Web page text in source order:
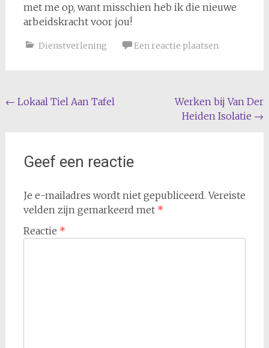
met me op, want misschien heb ik die nieuwe
arbeidskracht voor jou!
Dienstverlening Een reactie plaatsen
Bericht
← Lokaal Tiel Aan Tafel
Werken bij Van Der
Heiden Isolatie →
Geef een reactie
Je e-mailadres wordt niet gepubliceerd. Vereiste
velden zijn gemarkeerd met *
Reactie *